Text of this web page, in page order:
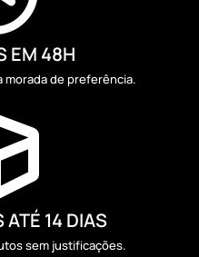
EM 48H
morada de preferência.
14 DIAS
sem justificações.